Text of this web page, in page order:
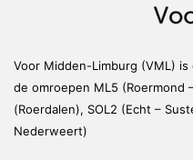
Voor Midden-Limburg (VML)
de omroepen ML5 (Roermond
(Roerdalen), SOL2 (Echt –
Nederweert)